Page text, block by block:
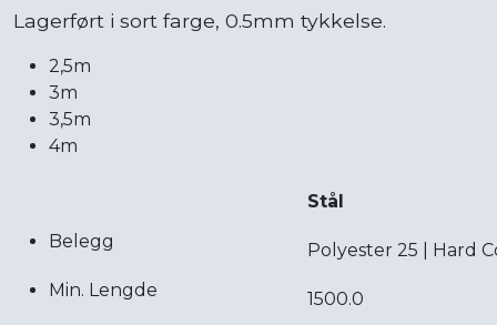
Lagerført i sort farge, 0.5mm tykkelse.
2,5m
3m
3,5m
4m
Stål
Belegg
Polyester 25 | Hard
Min. Lengde
1500.0